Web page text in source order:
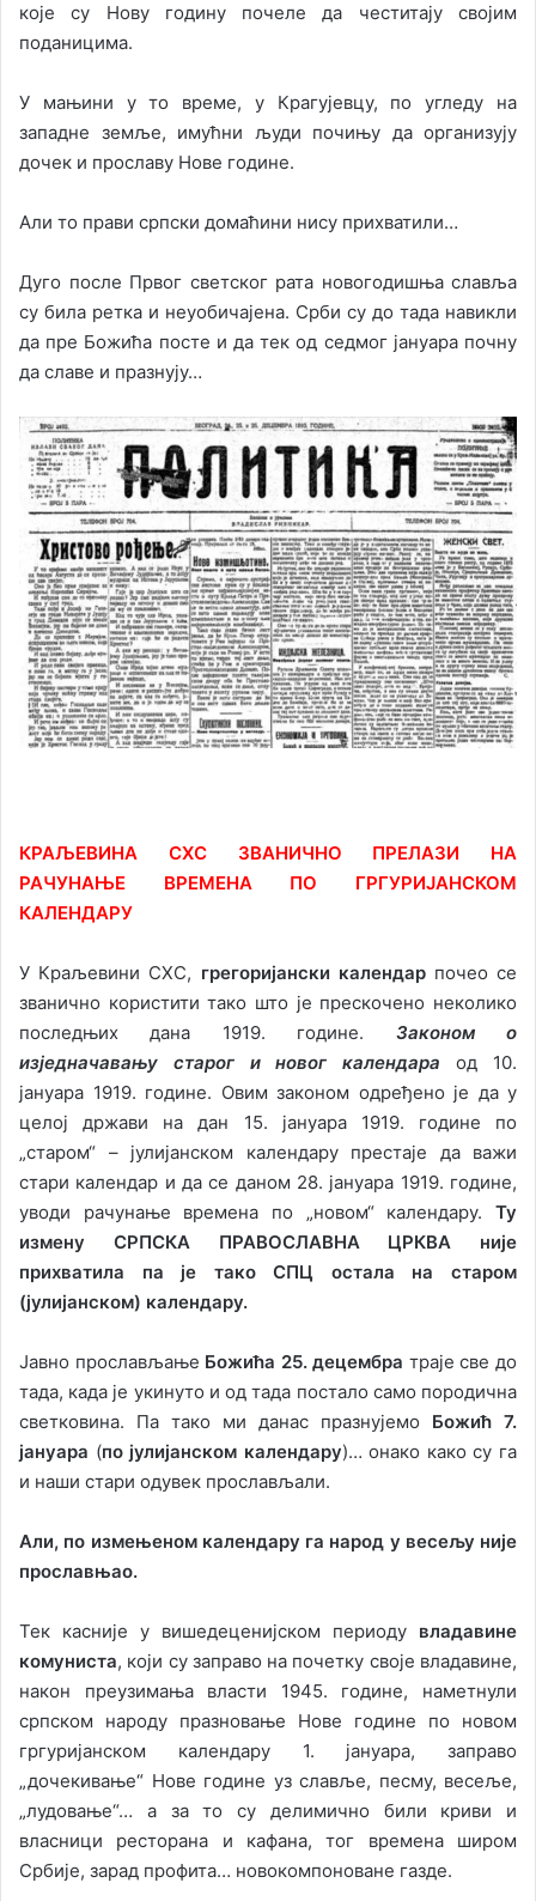
које су Нову годину почеле да честитају својим
поданицима.
У мањини у то време, у Крагујевцу, по угледу на
западне земље, имућни људи почињу да организују
дочек и прославу Нове године.
Али то прави српски домаћини нису прихватили…
Дуго после Првог светског рата новогодишња славља
су била ретка и неуобичајена. Срби су до тада навикли
да пре Божића посте и да тек од седмог јануара почну
да славе и празнују…
КРАЉЕВИНА СХС ЗВАНИЧНО ПРЕЛАЗИ НА
РАЧУНАЊЕ ВРЕМЕНА ПО ГРГУРИЈАНСКОМ
КАЛЕНДАРУ
У Краљевини СХС, грегоријански календарпочео се
званично користити тако што је прескочено неколико
последњих дана 1919. године. Законом о
изједначавању старог и новог календара од 10.
јануара 1919. године. Овим законом одређено је да у
целој држави на дан 15. јануара 1919. године по
„старом“ – јулијанском календару престаје да важи
стари календар и да се даном 28. јануара 1919. године,
уводи рачунање времена по „новом“ календару. Ту
измену СРПСКА ПРАВОСЛАВНА ЦРКВА није
прихватила па је тако СПЦ остала на старом
(јулијанском) календару.
Јавно прослављање Божића 25. децембра траје све до
тада, када је укинуто и од тада постало само породична
светковина. Па тако ми данас празнујемо Божић 7.
јануара (по јулијанском календару)… онако како су га
и наши стари одувек прослављали.
Али, по измењеном календару га народ у весељу није
прославњао.
Тек касније у вишедеценијском периоду владавине
комуниста, који су заправо на почетку своје владавине,
након преузимања власти 1945. године, наметнули
српском народу празновање Нове године по новом
гргуријанском календару 1. јануара, заправо
„дочекивање“ Нове године уз славље, песму, весеље,
„лудовање“… а за то су делимично били криви и
власници ресторана и кафана, тог времена широм
Србије, зарад профита… новокомпоноване газде.